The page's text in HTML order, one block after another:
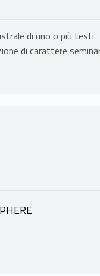
di uno o più testi
di carattere